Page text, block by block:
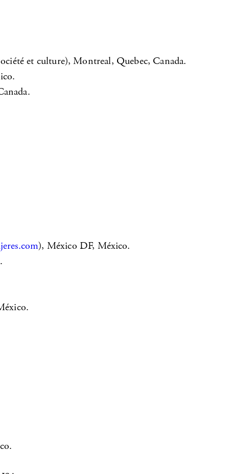
et culture), Montreal, Quebec, Canada.
), México DF, México.